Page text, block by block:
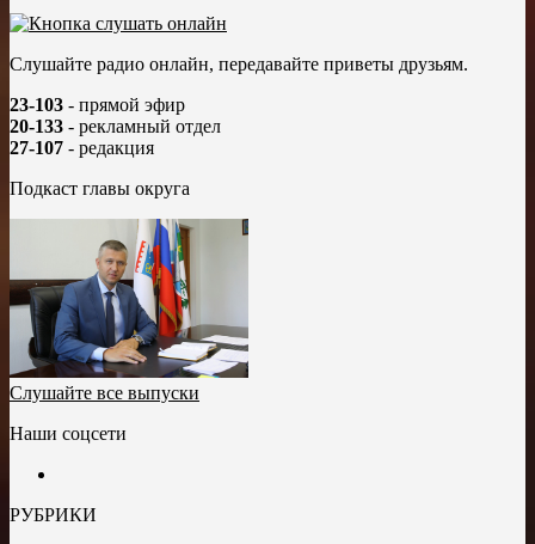
Слушайте радио онлайн, передавайте приветы друзьям.
23-103 - прямой эфир
20-133 - рекламный отдел
27-107 - редакция
Подкаст главы округа
Слушайте все выпуски
Наши соцсети
РУБРИКИ